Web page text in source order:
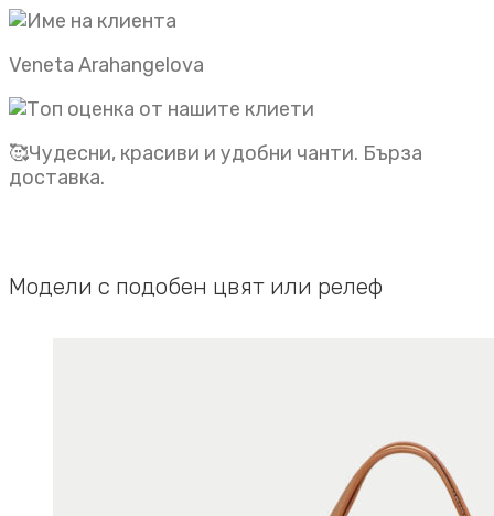
Veneta Arahangelova
🥰Чудесни, красиви и удобни чанти. Бърза
доставка.
Модели с подобен цвят или релеф